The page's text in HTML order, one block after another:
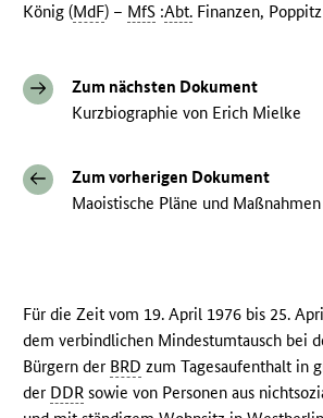
König (MdF) – MfS :Abt. Finanzen,
Zum nächsten Dokument
Kurzbiographie von Erich Mielke
Zum vorherigen Dokument
Maoistische Pläne und
Für die Zeit vom 19. April 1976 bis 25.
dem verbindlichen Mindestumtausch bei
Bürgern der BRD zum Tagesaufenthalt in
der DDR sowie von Personen aus